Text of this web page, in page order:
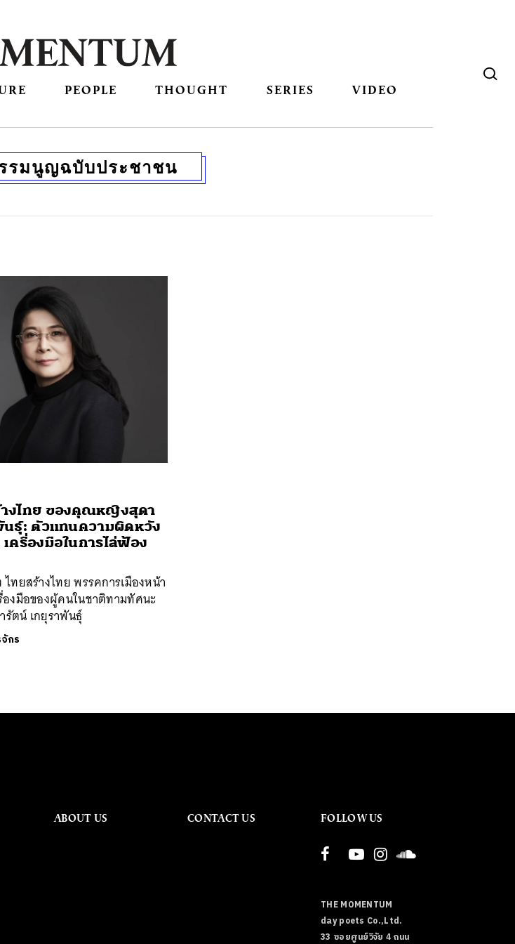
PEOPLE THOUGHT SERIES VIDEO
รมนูญฉบับประชาชน
งไทย ของคุณหญิงสุดา
นธุ์: ตัวแทนความผิดหวัง
ครื่องมือในการไล่ฟ้อง
ทยสร้างไทย พรรคการเมืองหน้า
องมือของผู้คนในชาติทามทัศนะ
ตน์ เกยุราพันธุ์
กร
ABOUT US CONTACT US FOLLOW US
THE MOMENTUM
day poets Co.,Ltd.
33 ซอยศูนย์วิจัย 4 ถนน
TWEET LINE EMAIL